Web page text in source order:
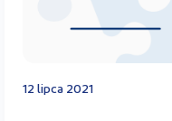
12 lipca 2021